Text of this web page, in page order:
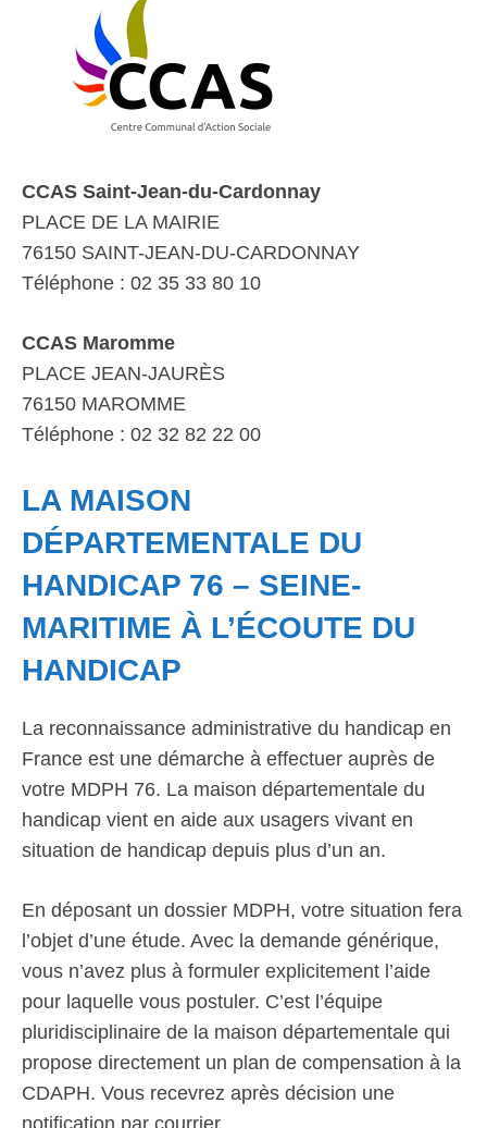
CCAS Saint-Jean-du-Cardonnay
PLACE DE LA MAIRIE
76150 SAINT-JEAN-DU-CARDONNAY
Téléphone : 02 35 33 80 10
CCAS Maromme
PLACE JEAN-JAURÈS
76150 MAROMME
Téléphone : 02 32 82 22 00
LA MAISON
DÉPARTEMENTALE DU
HANDICAP 76 – SEINE-
MARITIME À L’ÉCOUTE DU
HANDICAP
La reconnaissance administrative du handicap en
France est une démarche à effectuer auprès de
votre MDPH 76. La maison départementale du
handicap vient en aide aux usagers vivant en
situation de handicap depuis plus d’un an.
En déposant un dossier MDPH, votre situation fera
l’objet d’une étude. Avec la demande générique,
vous n’avez plus à formuler explicitement l’aide
pour laquelle vous postuler. C’est l’équipe
pluridisciplinaire de la maison départementale qui
propose directement un plan de compensation à la
CDAPH. Vous recevrez après décision une
notification par courrier.